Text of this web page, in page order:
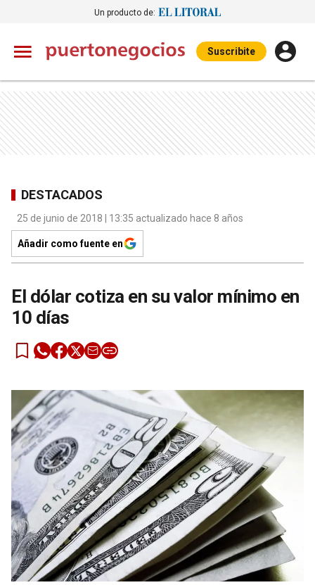
Un producto de:
Suscribite
DESTACADOS
25 de junio de 2018 | 13:35 actualizado hace 8 años
Añadir como fuente en
El dólar cotiza en su valor mínimo en
10 días